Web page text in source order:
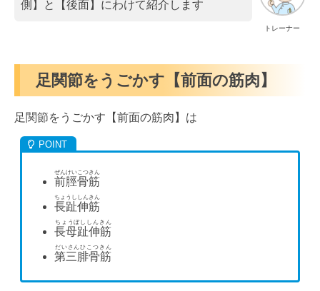
トレーナー
側】と【後面】にわけて紹介します
足関節をうごかす【前面の筋肉】
足関節をうごかす【前面の筋肉】は
前脛骨筋
ぜんけいこつきん
長趾伸筋
ちょうししんきん
長母趾伸筋
ちょうぼししんきん
第三腓骨筋
だいさんひこつきん